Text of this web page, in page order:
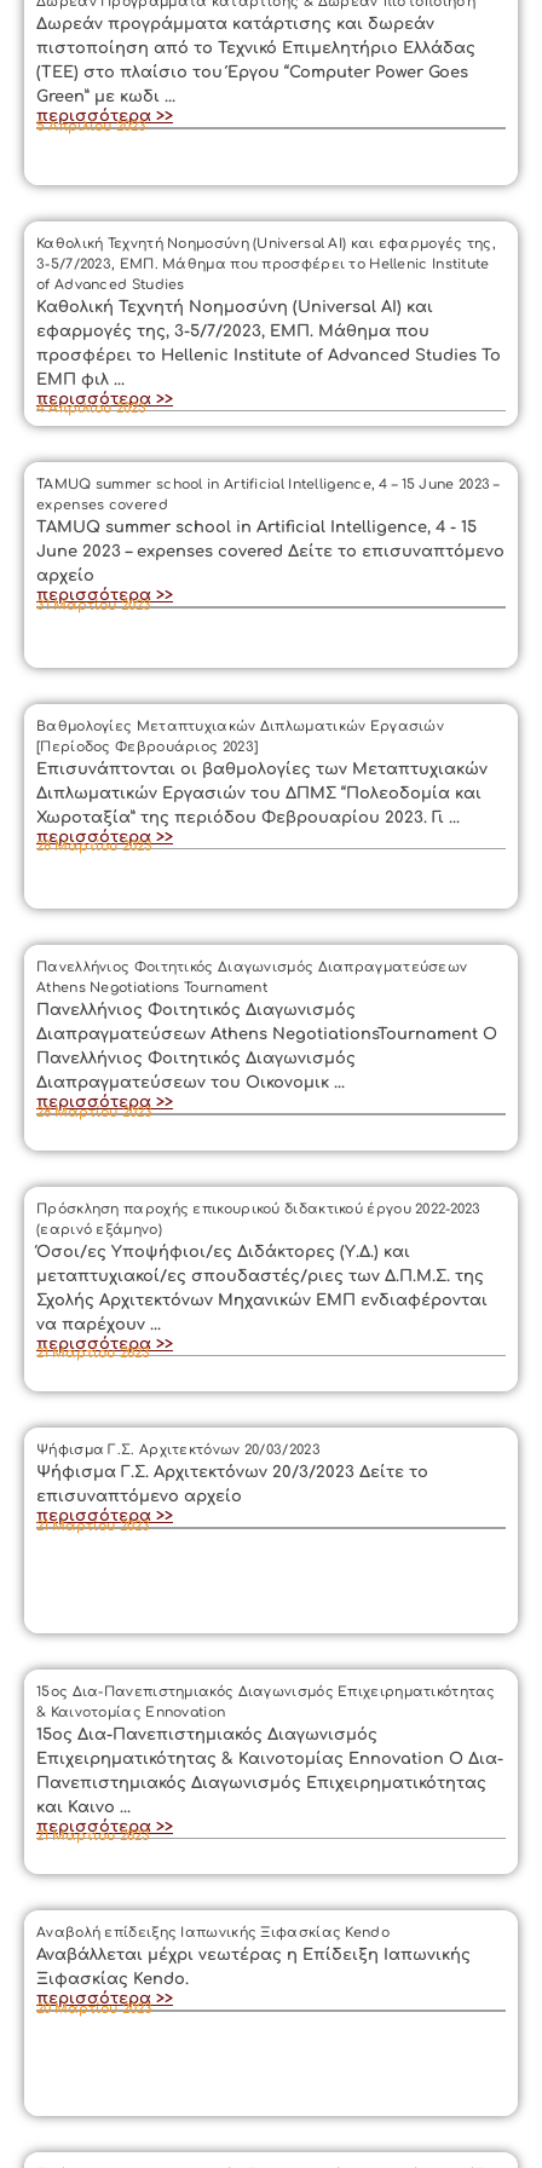
Δωρεάν προγράμματα κατάρτισης και δωρεάν
πιστοποίηση από το Τεχνικό Επιμελητήριο Ελλάδας
(ΤΕΕ) στο πλαίσιο του Έργου “Computer Power Goes
Green” με κωδι ...
περισσότερα >>
5 Απριλίου 2023
Καθολική Τεχνητή Νοημοσύνη (Universal AI) και εφαρμογές της,
3-5/7/2023, ΕΜΠ. Μάθημα που προσφέρει το Hellenic Institute
of Advanced Studies
Καθολική Τεχνητή Νοημοσύνη (Universal AI) και
εφαρμογές της, 3-5/7/2023, ΕΜΠ. Μάθημα που
προσφέρει το Hellenic Institute of Advanced Studies Το
ΕΜΠ φιλ ...
περισσότερα >>
4 Απριλίου 2023
TAMUQ summer school in Artificial Intelligence, 4 – 15 June 2023 –
expenses covered
TAMUQ summer school in Artificial Intelligence, 4 - 15
June 2023 – expenses covered Δείτε το επισυναπτόμενο
αρχείο
περισσότερα >>
31 Μαρτίου 2023
Βαθμολογίες Μεταπτυχιακών Διπλωματικών Εργασιών
[Περίοδος Φεβρουάριος 2023]
Επισυνάπτονται οι βαθμολογίες των Μεταπτυχιακών
Διπλωματικών Εργασιών του ΔΠΜΣ “Πολεοδομία και
Χωροταξία” της περιόδου Φεβρουαρίου 2023. Γι ...
περισσότερα >>
28 Μαρτίου 2023
Πανελλήνιος Φοιτητικός Διαγωνισμός Διαπραγματεύσεων
Athens Negotiations Tournament
Πανελλήνιος Φοιτητικός Διαγωνισμός
Διαπραγματεύσεων Athens NegotiationsTournament Ο
Πανελλήνιος Φοιτητικός Διαγωνισμός
Διαπραγματεύσεων του Οικονομικ ...
περισσότερα >>
28 Μαρτίου 2023
Πρόσκληση παροχής επικουρικού διδακτικού έργου 2022-2023
(εαρινό εξάμηνο)
Όσοι/ες Υποψήφιοι/ες Διδάκτορες (Υ.Δ.) και
μεταπτυχιακοί/ες σπουδαστές/ριες των Δ.Π.Μ.Σ. της
Σχολής Αρχιτεκτόνων Μηχανικών ΕΜΠ ενδιαφέρονται
να παρέχουν ...
περισσότερα >>
21 Μαρτίου 2023
Ψήφισμα Γ.Σ. Αρχιτεκτόνων 20/03/2023
Ψήφισμα Γ.Σ. Αρχιτεκτόνων 20/3/2023 Δείτε το
επισυναπτόμενο αρχείο
περισσότερα >>
21 Μαρτίου 2023
15ος Δια-Πανεπιστημιακός Διαγωνισμός Επιχειρηματικότητας
& Καινοτομίας Εnnovation
15ος Δια-Πανεπιστημιακός Διαγωνισμός
Επιχειρηματικότητας & Καινοτομίας Εnnovation Ο Δια-
Πανεπιστημιακός Διαγωνισμός Επιχειρηματικότητας
και Καινο ...
περισσότερα >>
21 Μαρτίου 2023
Αναβολή επίδειξης Ιαπωνικής Ξιφασκίας Kendo
Αναβάλλεται μέχρι νεωτέρας η Επίδειξη Ιαπωνικής
Ξιφασκίας Kendo.
περισσότερα >>
20 Μαρτίου 2023